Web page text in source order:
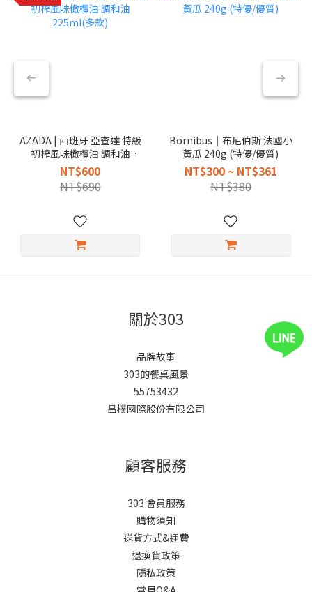
AZADA | 西班牙 亞查達 特級
初榨風味橄欖油 調和油
225ml(多款)
NT$600
NT$690
Bornibus｜布尼伯斯 法國小
黃瓜 240g (特優/優質)
NT$300 ~ NT$361
NT$380
關於303
品牌故事
303的餐桌風景
55753432
昌樸國際股份有限公司
顧客服務
303 會員服務
購物須知
送貨方式&運費
退換貨政策
隱私政策